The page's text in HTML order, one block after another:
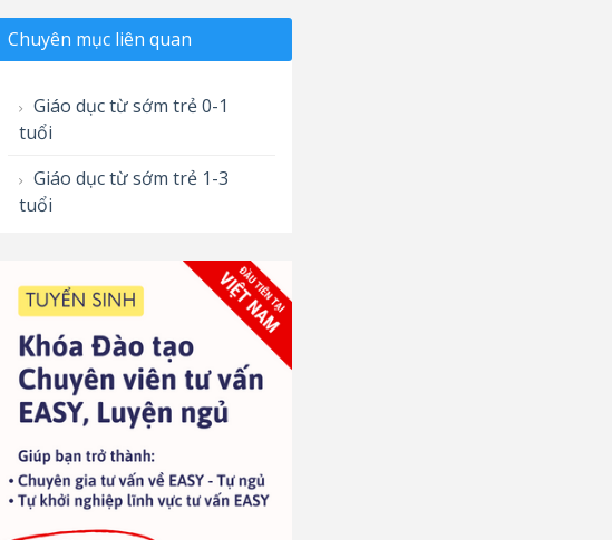
Chuyên mục liên quan
Giáo dục từ sớm trẻ 0-1
tuổi
Giáo dục từ sớm trẻ 1-3
tuổi